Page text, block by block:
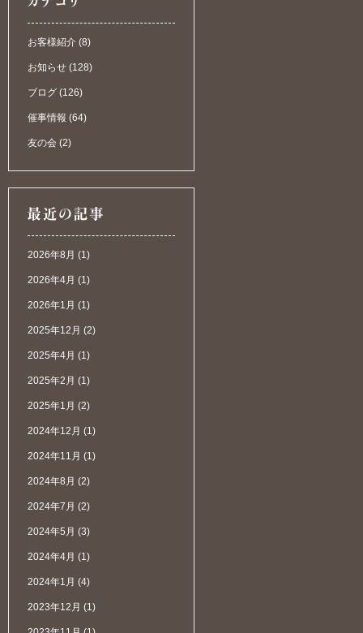
お客様紹介 (8)
お知らせ (128)
ブログ (126)
催事情報 (64)
友の会 (2)
2026年8月 (1)
2026年4月 (1)
2026年1月 (1)
2025年12月 (2)
2025年4月 (1)
2025年2月 (1)
2025年1月 (2)
2024年12月 (1)
2024年11月 (1)
2024年8月 (2)
2024年7月 (2)
2024年5月 (3)
2024年4月 (1)
2024年1月 (4)
2023年12月 (1)